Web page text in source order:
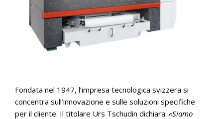
Fondata nel 1947, l’impresa tecnologica svizzera si
concentra sull’innovazione e sulle soluzioni specifiche
per il cliente. Il titolare Urs Tschudin dichiara: «Siamo